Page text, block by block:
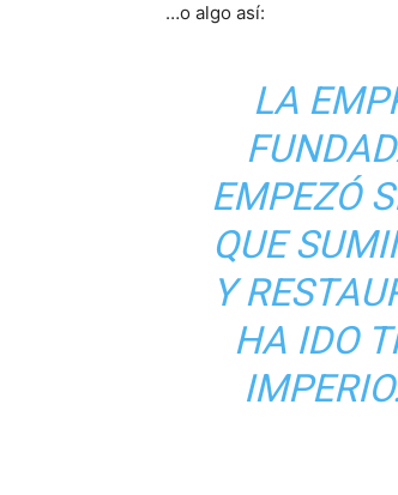
…o algo así:
LA
EMPEZÓ
QUE
Y
HA IDO